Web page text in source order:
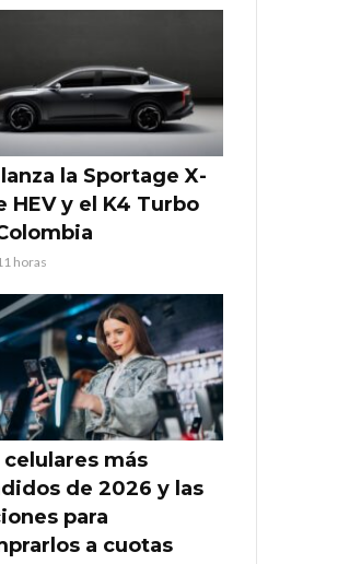
la Sportage X-
HEV y el K4 Turbo
horas
celulares más
de 2026 y las
para
a cuotas